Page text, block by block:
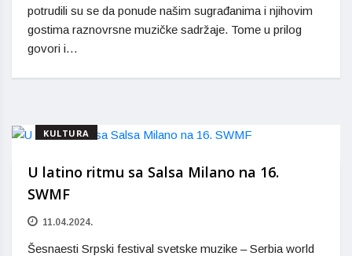
potrudili su se da ponude našim sugrađanima i njihovim
gostima raznovrsne muzičke sadržaje. Tome u prilog
govori i…
KULTURA
U latino ritmu sa Salsa Milano na 16.
SWMF
11.04.2024.
Šesnaesti Srpski festival svetske muzike – Serbia world